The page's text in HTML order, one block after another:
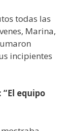
todas las
Marina,
incipientes
equipo